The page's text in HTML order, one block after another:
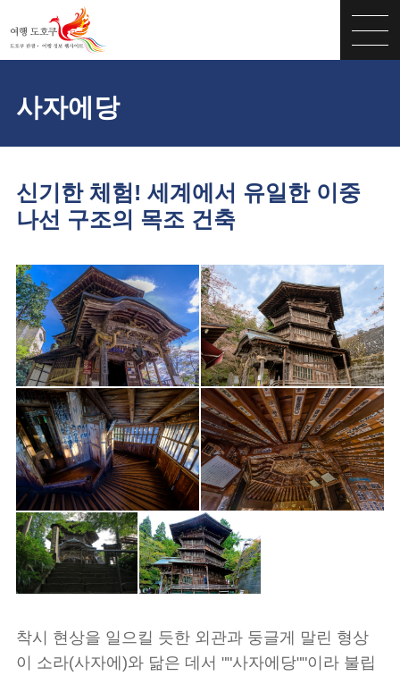
사자에당
신기한 체험! 세계에서 유일한 이중
나선 구조의 목조 건축
착시 현상을 일으킬 듯한 외관과 둥글게 말린 형상
이 소라(사자에)와 닮은 데서 ""사자에당""이라 불립